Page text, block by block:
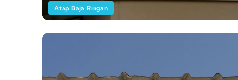
Atap Baja Ringan